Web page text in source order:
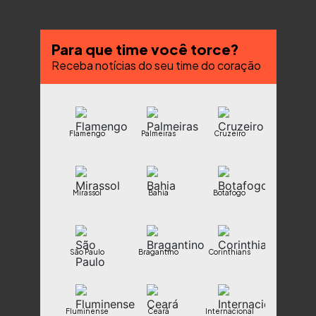
Para que time você torce?
Receba notícias do seu time do coração
Flamengo Palmeiras Cruzeiro
Mirassol Bahia Botafogo
São Paulo Bragantino Corinthians
Fluminense Ceará Internacional